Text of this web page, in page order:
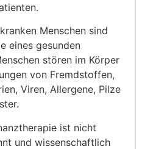
Menschen sind
eines gesunden
stören im Körper
von Fremdstoffen,
Viren, Allergene, Pilze
ist nicht
und wissenschaftlich